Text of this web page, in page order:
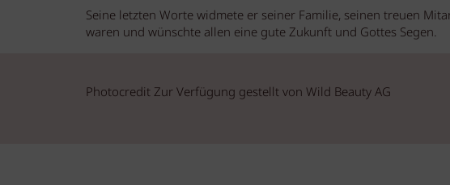
Seine letzten Worte widmete er seiner Familie, seinen treuen
waren und wünschte allen eine gute Zukunft und Gottes Segen.
Photocredit Zur Verfügung gestellt von Wild Beauty AG